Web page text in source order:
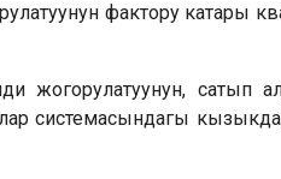
фактору катары
жогорулатуунун, сатып
системасындагы